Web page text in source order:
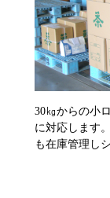
30㎏からの小
に対応します
も在庫管理し